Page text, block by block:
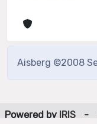
Aisberg ©2008
Powered by IRIS -